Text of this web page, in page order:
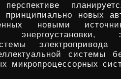
новых
новыми
энергоустановки,
системы
микропроцессорных